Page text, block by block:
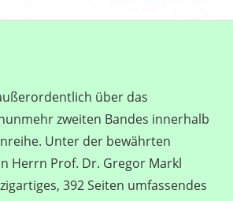
über das
zweiten Bandes innerhalb
Unter der bewährten
Herrn Prof. Dr. Gregor Markl
392 Seiten umfassendes